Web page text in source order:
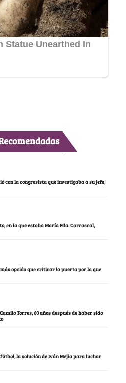
con la congresista que investigaba a su jefe,
en la que estaba María Fda. Carrascal,
opción que criticar la puerta por la que
Torres, 60 años después de haber sido
la solución de Iván Mejía para luchar